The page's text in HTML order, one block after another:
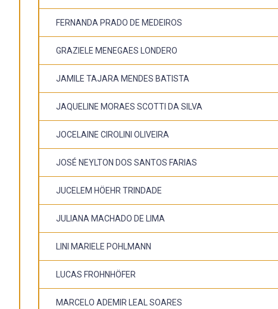
FERNANDA PRADO DE MEDEIROS
GRAZIELE MENEGAES LONDERO
JAMILE TAJARA MENDES BATISTA
JAQUELINE MORAES SCOTTI DA SILVA
JOCELAINE CIROLINI OLIVEIRA
JOSÉ NEYLTON DOS SANTOS FARIAS
JUCELEM HÖEHR TRINDADE
JULIANA MACHADO DE LIMA
LINI MARIELE POHLMANN
LUCAS FROHNHÖFER
MARCELO ADEMIR LEAL SOARES